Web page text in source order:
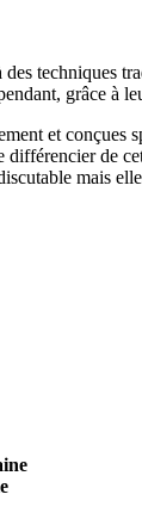
techniques
grâce à
et
mais